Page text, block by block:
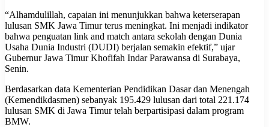
“Alhamdulillah, capaian ini menunjukkan bahwa keterserapan
lulusan SMK Jawa Timur terus meningkat. Ini menjadi indikator
bahwa penguatan link and match antara sekolah dengan Dunia
Usaha Dunia Industri (DUDI) berjalan semakin efektif,” ujar
Gubernur Jawa Timur Khofifah Indar Parawansa di Surabaya,
Senin.
Berdasarkan data Kementerian Pendidikan Dasar dan Menengah
(Kemendikdasmen) sebanyak 195.429 lulusan dari total 221.174
lulusan SMK di Jawa Timur telah berpartisipasi dalam program
BMW.